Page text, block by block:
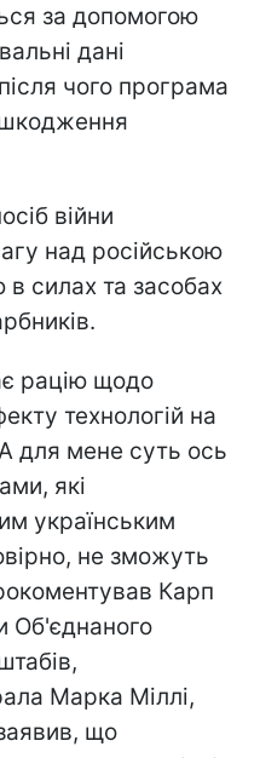
за допомогою
дані
чого програма
війни
над російською
силах та засобах
рацію щодо
технологій на
А для мене суть ось
які
українським
не зможуть
Карп
Об'єднаного
Марка Міллі,
що